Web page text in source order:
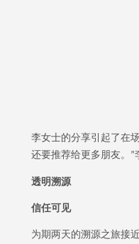
李女士的分享引起了在
还要推荐给更多朋友。 ”
透明溯源
信任可见
为期两天的溯源之旅接